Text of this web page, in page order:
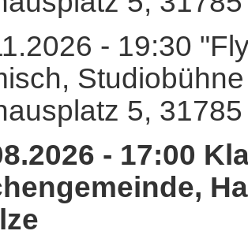
- 19:30
5,
- 17:00